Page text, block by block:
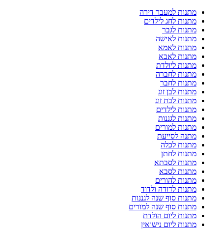
מתנות למעבר דירה
מתנות לחג לילדים
מתנות לגבר
מתנות לאישה
מתנות לאמא
מתנות לאבא
מתנות ליולדת
מתנות לחברה
מתנות לחבר
מתנות לבן זוג
מתנות לבת זוג
מתנות לילדים
מתנות לגננות
מתנות למורים
מתנה לסייעת
מתנות לכלה
מתנות לחתן
מתנות לסבתא
מתנות לסבא
מתנות להורים
מתנות לדודה ולדוד
מתנות סוף שנה לגננות
מתנות סוף שנה למורים
מתנות ליום הולדת
מתנות ליום נישואין